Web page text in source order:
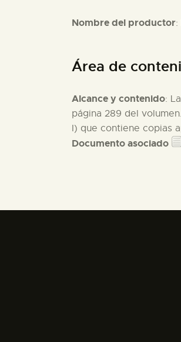
Nombre del productor:
Área de
Alcance y contenido:
página 289 del
I) que contiene copias
Documento asociado